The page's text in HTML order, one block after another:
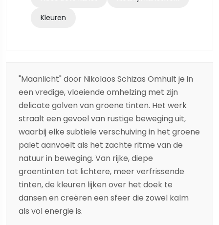
Kleuren
"Maanlicht" door Nikolaos Schizas Omhult je in
een vredige, vloeiende omhelzing met zijn
delicate golven van groene tinten. Het werk
straalt een gevoel van rustige beweging uit,
waarbij elke subtiele verschuiving in het groene
palet aanvoelt als het zachte ritme van de
natuur in beweging. Van rijke, diepe
groentinten tot lichtere, meer verfrissende
tinten, de kleuren lijken over het doek te
dansen en creëren een sfeer die zowel kalm
als vol energie is.